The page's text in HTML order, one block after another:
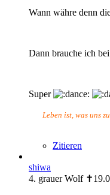
Wann währe denn
Dann brauche ich
Super
Leben ist, was uns
Zitieren
shiwa
4. grauer Wolf